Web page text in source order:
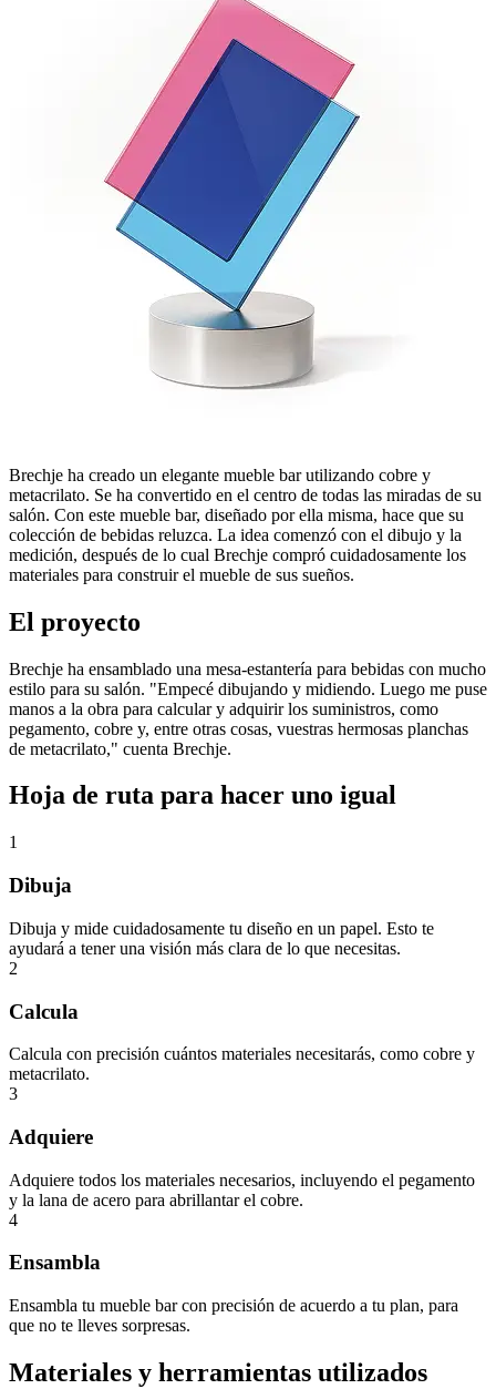
Brechje ha creado un elegante mueble bar utilizando cobre y
metacrilato. Se ha convertido en el centro de todas las miradas de su
salón. Con este mueble bar, diseñado por ella misma, hace que su
colección de bebidas reluzca. La idea comenzó con el dibujo y la
medición, después de lo cual Brechje compró cuidadosamente los
materiales para construir el mueble de sus sueños.
El proyecto
Brechje ha ensamblado una mesa-estantería para bebidas con mucho
estilo para su salón. "Empecé dibujando y midiendo. Luego me puse
manos a la obra para calcular y adquirir los suministros, como
pegamento, cobre y, entre otras cosas, vuestras hermosas planchas
de metacrilato," cuenta Brechje.
Hoja de ruta para hacer uno igual
1
Dibuja
Dibuja y mide cuidadosamente tu diseño en un papel. Esto te
ayudará a tener una visión más clara de lo que necesitas.
2
Calcula
Calcula con precisión cuántos materiales necesitarás, como cobre y
metacrilato.
3
Adquiere
Adquiere todos los materiales necesarios, incluyendo el pegamento
y la lana de acero para abrillantar el cobre.
4
Ensambla
Ensambla tu mueble bar con precisión de acuerdo a tu plan, para
que no te lleves sorpresas.
Materiales y herramientas utilizados